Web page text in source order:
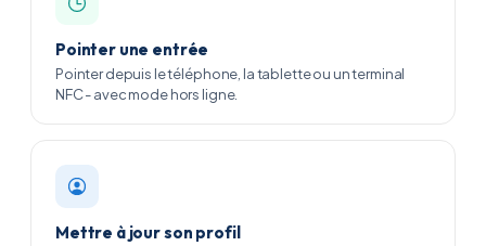
Pointer une entrée
Pointer depuis le téléphone, la tablette ou un terminal
NFC - avec mode hors ligne.
Mettre à jour son profil